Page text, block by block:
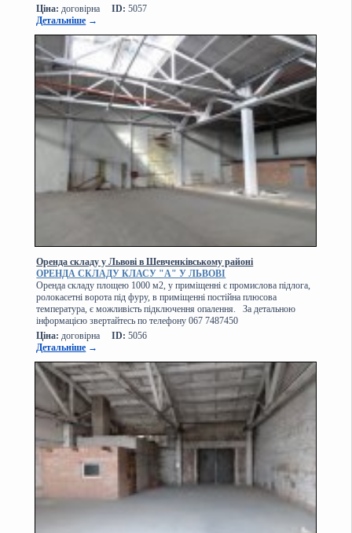
Ціна: договірна ID: 5057
Детальніше →
Оренда складу у Львові в Шевченківському районі
ОРЕНДА СКЛАДУ КЛАСУ "А" У ЛЬВОВІ
Оренда складу площею 1000 м2, у приміщенні є промислова підлога,
ролокасетні ворота під фуру, в приміщенні постійна плюсова
температура, є можливість підключення опалення. За детальною
інформацією звертайтесь по телефону 067 7487450
Ціна: договірна ID: 5056
Детальніше →